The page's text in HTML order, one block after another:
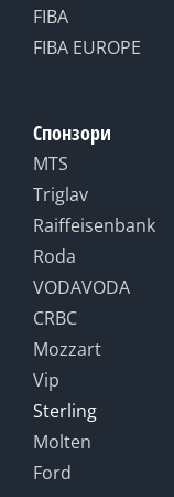
FIBA
FIBA EUROPE
Спонзори
MTS
Triglav
Raiffeisenbank
Roda
VODAVODA
CRBC
Mozzart
Vip
Sterling
Molten
Ford